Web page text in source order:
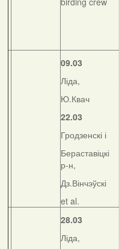
09.03
Ліда,
Ю.Квач
22.03
Гродзенскі і
Бераставіцкі
р-н,
Дз.Вінчэўскі
et al.
28.03
Ліда,